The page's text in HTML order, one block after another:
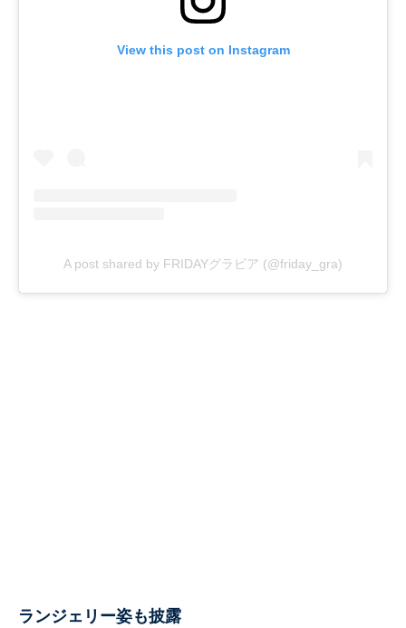
View this post on Instagram
A post shared by FRIDAYグラビア (@friday_gra)
ランジェリー姿も披露